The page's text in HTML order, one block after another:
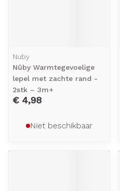
Nuby
Nûby Warmtegevoelige
lepel met zachte rand -
2stk – 3m+
€ 4,98
Niet beschikbaar